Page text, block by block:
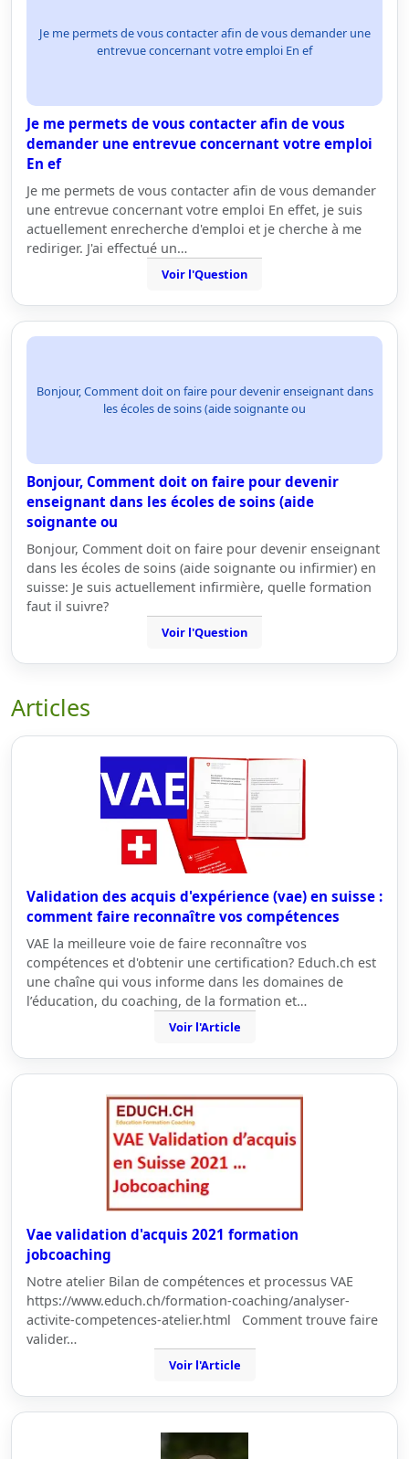
Je me permets de vous contacter afin de vous demander une
entrevue concernant votre emploi En ef
Je me permets de vous contacter afin de vous
demander une entrevue concernant votre emploi
En ef
Je me permets de vous contacter afin de vous demander
une entrevue concernant votre emploi En effet, je suis
actuellement enrecherche d'emploi et je cherche à me
rediriger. J'ai effectué un…
Voir l'Question
Bonjour, Comment doit on faire pour devenir enseignant dans
les écoles de soins (aide soignante ou
Bonjour, Comment doit on faire pour devenir
enseignant dans les écoles de soins (aide
soignante ou
Bonjour, Comment doit on faire pour devenir enseignant
dans les écoles de soins (aide soignante ou infirmier) en
suisse: Je suis actuellement infirmière, quelle formation
faut il suivre?
Voir l'Question
Articles
Validation des acquis d'expérience (vae) en suisse :
comment faire reconnaître vos compétences
VAE la meilleure voie de faire reconnaître vos
compétences et d'obtenir une certification? Educh.ch est
une chaîne qui vous informe dans les domaines de
l’éducation, du coaching, de la formation et…
Voir l'Article
Vae validation d'acquis 2021 formation
jobcoaching
Notre atelier Bilan de compétences et processus VAE
https://www.educh.ch/formation-coaching/analyser-
activite-competences-atelier.html Comment trouve faire
valider…
Voir l'Article